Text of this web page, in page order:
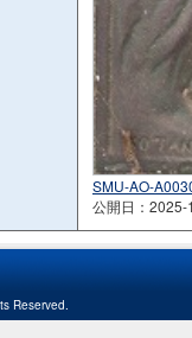
SMU-AO-
公開日：2025-
Reserved.